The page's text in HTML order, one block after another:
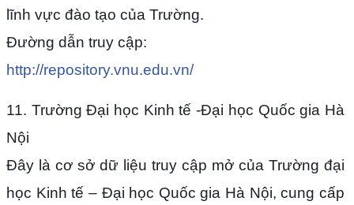
lĩnh vực đào tạo của Trường.
Đường dẫn truy cập:
http://repository.vnu.edu.vn/
11. Trường Đại học Kinh tế -Đại học Quốc gia Hà
Nội
Đây là cơ sở dữ liệu truy cập mở của Trường đại
học Kinh tế – Đại học Quốc gia Hà Nội, cung cấp